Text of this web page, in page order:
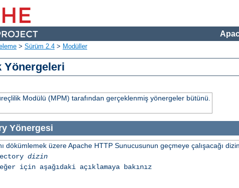
> Sürüm 2.4 > Modüller
Yönergeleri
Modülü (MPM) tarafından gerçeklenmiş yönergeler bütünü.
Yönergesi
dökümlemek üzere Apache HTTP Sunucusunun geçmeye çalışacağı dizin.
dizin
için aşağıdaki açıklamaya bakınız